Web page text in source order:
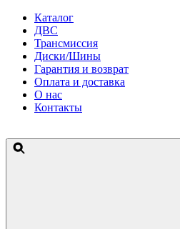
Каталог
ДВС
Трансмиссия
Диски/Шины
Гарантия и возврат
Оплата и доставка
О нас
Контакты